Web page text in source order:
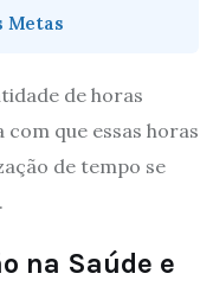
Metas
de horas
que essas horas
de tempo se
na Saúde e